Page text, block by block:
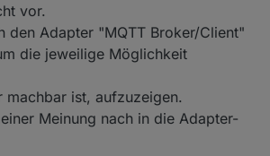
vor.
den Adapter "MQTT Broker/Client"
die jeweilige Möglichkeit
machbar ist, aufzuzeigen.
Meinung nach in die Adapter-